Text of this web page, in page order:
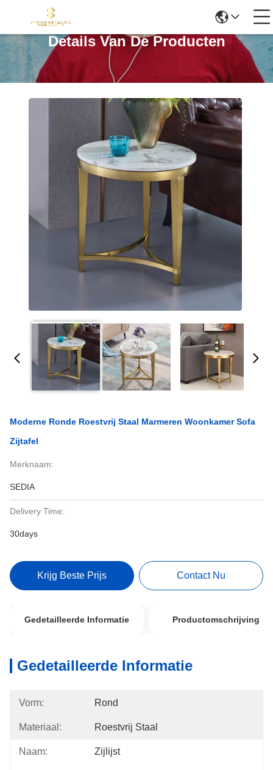
Details Van De Producten
Moderne Ronde Roestvrij Staal Marmeren Woonkamer Sofa
Zijtafel
Merknaam:
SEDIA
Delivery Time:
30days
Krijg Beste Prijs Contact Nu
Gedetailleerde Informatie Productomschrijving
Gedetailleerde Informatie
Vorm: Rond
Materiaal: Roestvrij Staal
Naam: Zijlijst